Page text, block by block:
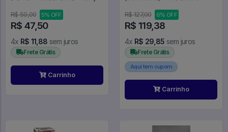
R$ 50,00
5% OFF
R$ 47,50
4x R$ 11,88 sem juros
Frete Grátis
Carrinho
R$ 127,00
6% OFF
R$ 119,38
4x R$ 29,85 sem juros
Frete Grátis
Aqui tem cupom
Carrinho